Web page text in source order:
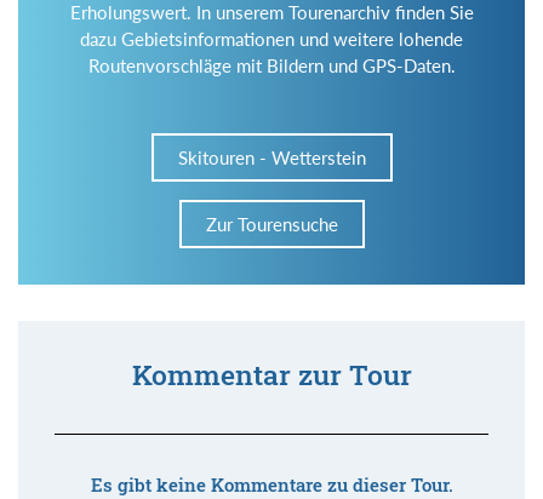
Erholungswert. In unserem Tourenarchiv finden Sie
dazu Gebietsinformationen und weitere lohende
Routenvorschläge mit Bildern und GPS-Daten.
Skitouren - Wetterstein
Zur Tourensuche
Kommentar zur Tour
Es gibt keine Kommentare zu dieser Tour.